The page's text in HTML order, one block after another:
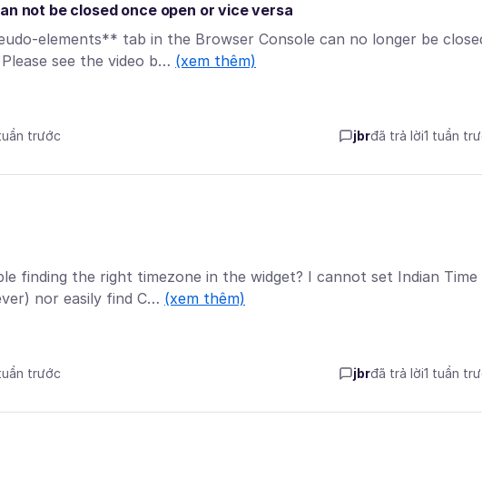
not be closed once open or vice versa
elements** tab in the Browser Console can no longer be
see the video b… (xem thêm)
trước jbrđã trả lời1 tuần
finding the right timezone in the widget? I cannot set Indian Time
nor easily find C… (xem thêm)
trước jbrđã trả lời1 tuần